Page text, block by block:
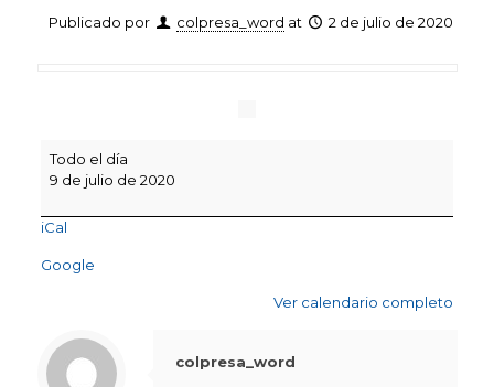
Publicado por colpresa_word at 2 de julio de 2020
DE
VACACIONES
INSTITUCIONAL
Todo el día
9 de julio de 2020
iCal
Google
Ver calendario completo
colpresa_word